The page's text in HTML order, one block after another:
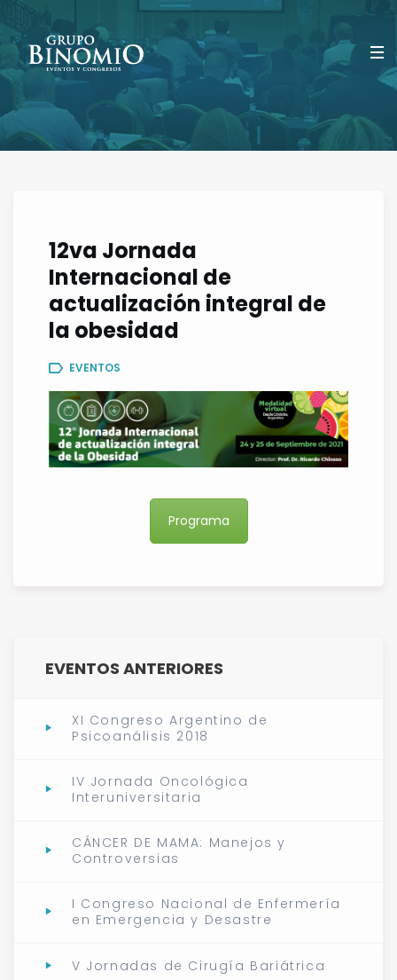
12va Jornada
Internacional de
actualización integral de
la obesidad
EVENTOS
Programa
EVENTOS ANTERIORES
XI Congreso Argentino de
Psicoanálisis 2018
IV Jornada Oncológica
Interuniversitaria
CÁNCER DE MAMA: Manejos y
Controversias
I Congreso Nacional de Enfermería
en Emergencia y Desastre
V Jornadas de Cirugía Bariátrica